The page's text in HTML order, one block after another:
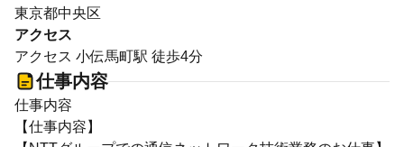
東京都中央区
アクセス
アクセス 小伝馬町駅 徒歩4分
仕事内容
仕事内容
【仕事内容】